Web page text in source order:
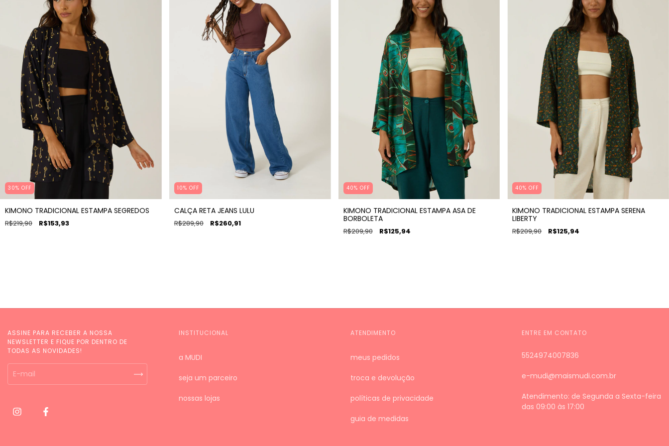
30% OFF
KIMONO TRADICIONAL ESTAMPA SEGREDOS
R$219,90 R$153,93
10% OFF
CALÇA RETA JEANS LULU
R$289,90 R$260,91
40% OFF
KIMONO TRADICIONAL ESTAMPA ASA DE
BORBOLETA
R$209,90 R$125,94
40% OFF
KIMONO TRADICIONAL ESTAMPA SERENA
LIBERTY
R$209,90 R$125,94
ASSINE PARA RECEBER A NOSSA
NEWSLETTER E FIQUE POR DENTRO DE
TODAS AS NOVIDADES!
INSTITUCIONAL
a MUDI
seja um parceiro
nossas lojas
ATENDIMENTO
meus pedidos
troca e devolução
políticas de privacidade
guia de medidas
ENTRE EM CONTATO
5524974007836
e-mudi@maismudi.com.br
Atendimento: de Segunda a Sexta-feira
das 09:00 às 17:00